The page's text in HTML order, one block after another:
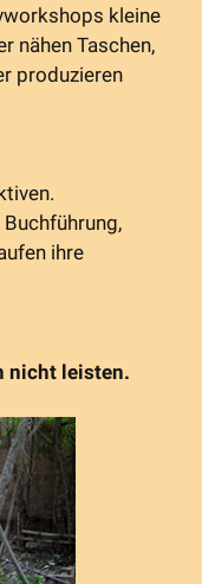
kleine
nähen Taschen,
produzieren
ihre
nicht leisten.